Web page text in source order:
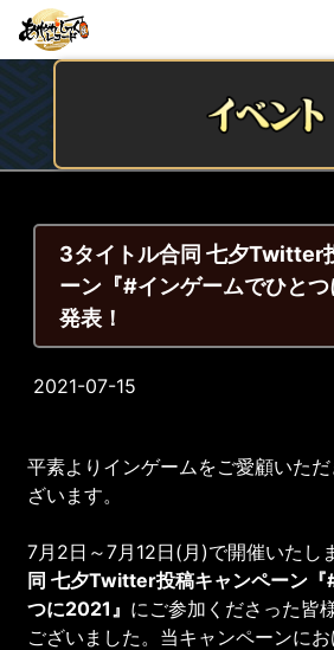
3タイトル合同 七夕Twitter
ーン『#インゲームでひと
発表！
2021-07-15
平素よりインゲームをご愛顧いた
ざいます。
7月2日～7月12日(月)で開催いたし
同 七夕Twitter投稿キャンペーン『
つに2021』 にご参加くださった皆
ございました。当キャンペーンに